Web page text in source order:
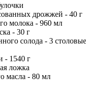
дрожжей - 40 г
молока - 960 мл
- 30 г
солода - 3
- 1540 г
ложка
масла - 80 мл